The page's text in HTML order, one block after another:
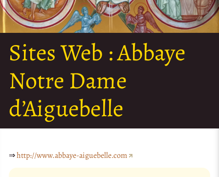
Sites Web :Abbaye
Notre Dame
d’Aiguebelle
⇒http://www.abbaye-aiguebelle.com